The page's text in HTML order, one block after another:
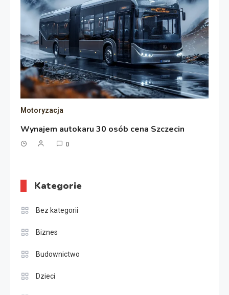
Motoryzacja
Wynajem autokaru 30 osób cena Szczecin
0
Kategorie
Bez kategorii
Biznes
Budownictwo
Dzieci